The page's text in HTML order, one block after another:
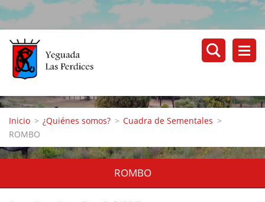
Inicio > ¿Quiénes somos? > Cuadra de Sementales >
ROMBO
ROMBO